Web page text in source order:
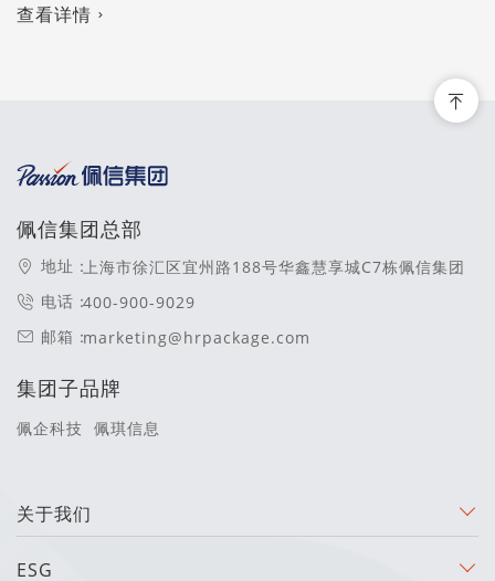
查看详情
佩信集团总部
地址：上海市徐汇区宜州路188号华鑫慧享城C7栋佩信集团
电话：400-900-9029
邮箱：marketing@hrpackage.com
集团子品牌
佩企科技 佩琪信息
关于我们
ESG